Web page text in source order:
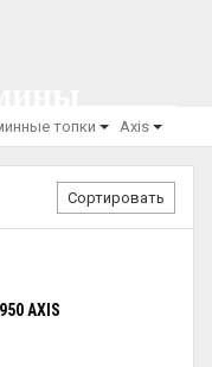
топки Axis
Сортировать
AXIS